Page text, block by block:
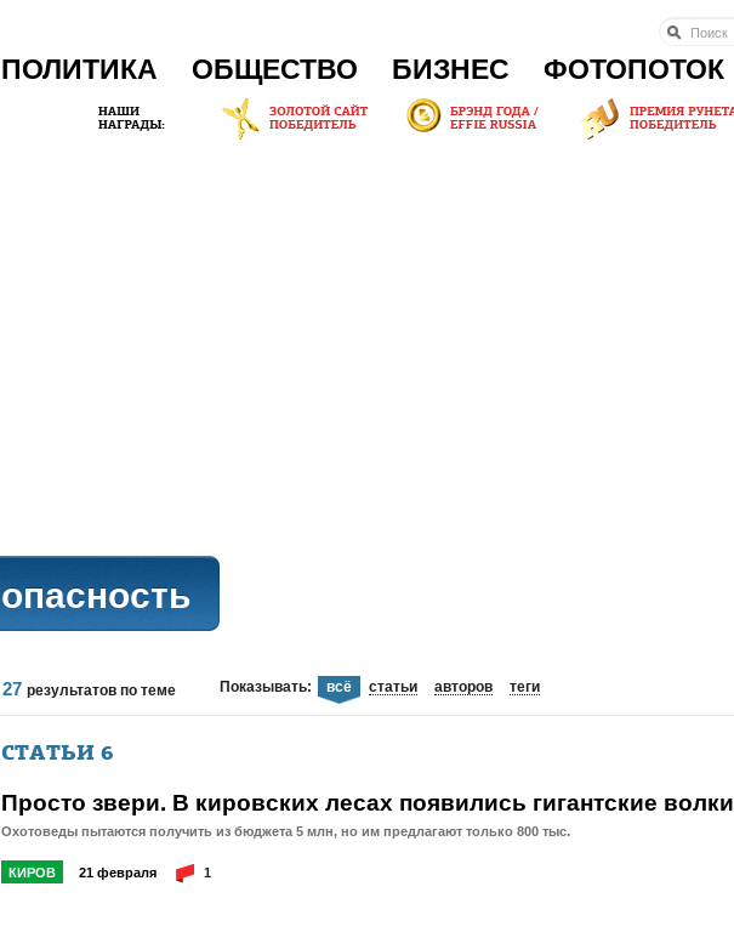
ПОЛИТИКА ОБЩЕСТВО БИЗНЕС ФОТОПОТОК
опасность
27 результатов по теме Показывать: всё статьи авторов теги
СТАТЬИ 6
Просто звери. В кировских лесах появились гигантские волки
Охотоведы пытаются получить из бюджета 5 млн, но им предлагают только 800 тыс.
КИРОВ 21 февраля 1